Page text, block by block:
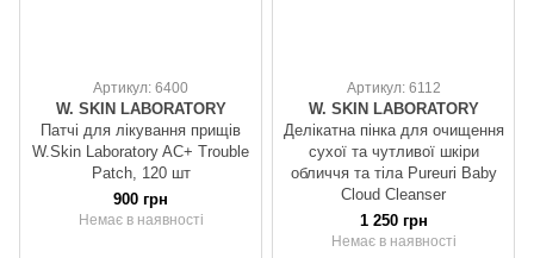
Артикул: 6400
W. SKIN LABORATORY
Патчі для лікування прищів
W.Skin Laboratory AC+ Trouble
Patch, 120 шт
900 грн
Немає в наявності
Артикул: 6112
W. SKIN LABORATORY
Делікатна пінка для очищення
сухої та чутливої шкіри
обличчя та тіла Pureuri Baby
Cloud Cleanser
1 250 грн
Немає в наявності